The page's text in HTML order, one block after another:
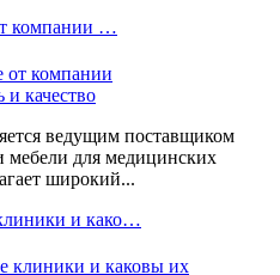
компании …
ведущим поставщиком
мебели для медицинских
широкий...
и како…